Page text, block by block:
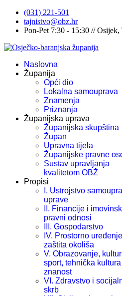
(031) 221-501
tajnistvo@obz.hr
Pon-Pet 7:30 - 15:30 // Osijek,
Naslovna
Županija
Opći dio
Lokalna samouprava
Znamenja
Priznanja
Županijska uprava
Županijska skupština
Župan
Upravna tijela
Županijske pravne
Sustav upravljanja
kvalitetom OBŽ
Propisi
I. Ustrojstvo
uprave
II. Financije i
pravni odnosi
III. Gospodarstvo
IV. Prostorno
zaštita okoliša
V. Obrazovanje,
sport, tehnička kultura
znanost
VI. Zdravstvo i
skrb